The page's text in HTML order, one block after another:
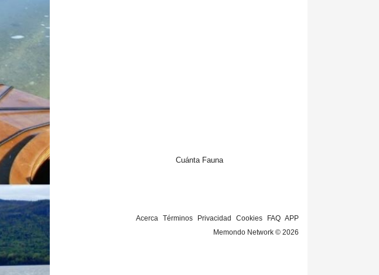
Cuánta Fauna
Acerca Términos Privacidad Cookies FAQ APP
Memondo Network © 2026